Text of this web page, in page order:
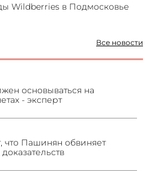
Все новости
основываться на
- эксперт
что Пашинян обвиняет
Wildberries в Подмосковье
ОДКБ допускает применение